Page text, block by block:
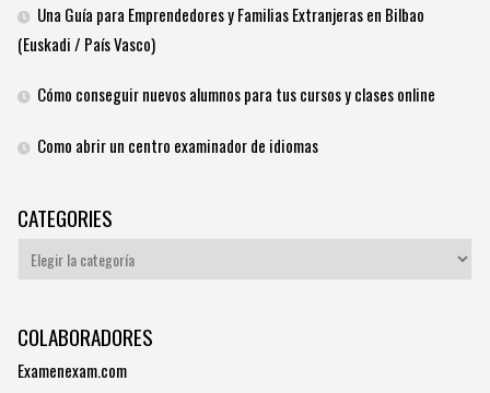
Una Guía para Emprendedores y Familias Extranjeras en Bilbao
(Euskadi / País Vasco)
Cómo conseguir nuevos alumnos para tus cursos y clases online
Como abrir un centro examinador de idiomas
CATEGORIES
Categories
COLABORADORES
Examenexam.com